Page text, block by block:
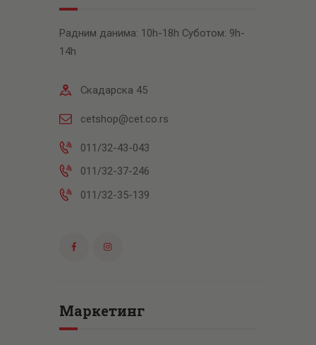
Радним данима: 10h-18h Суботом: 9h-
14h
Скадарска 45
cetshop@cet.co.rs
011/32-43-043
011/32-37-246
011/32-35-139
Маркетинг